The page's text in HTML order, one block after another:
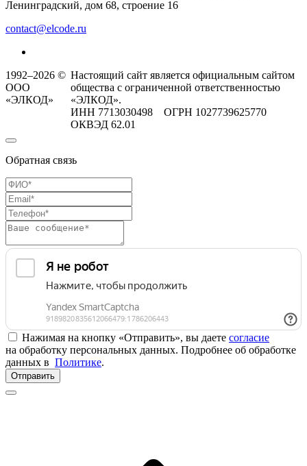
Ленинградский, дом 68, строение 16
contact@elcode.ru
1992–2026 ©
ООО
«ЭЛКОД»
Настоящий сайт является официальным сайтом
общества с ограниченной ответственностью
«ЭЛКОД».
ИНН 7713030498 ОГРН 1027739625770
ОКВЭД 62.01
Обратная связь
Нажимая на кнопку «Отправить», вы даете согласие
на обработку персональных данных. Подробнее об обработке
данных в Политике.
Отправить